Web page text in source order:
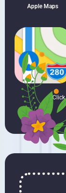
Apple Maps
*